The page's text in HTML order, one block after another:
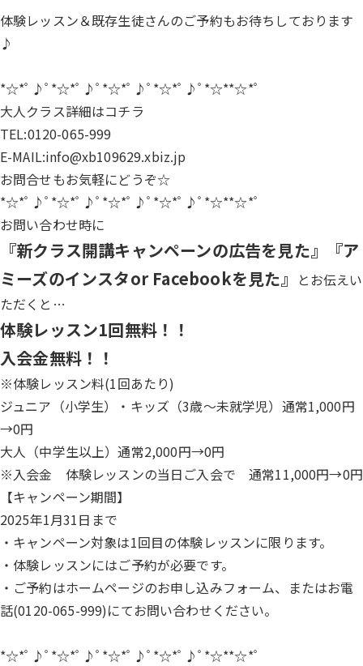
体験レッスン＆既存生徒さんのご予約もお待ちしております
♪
*☆*ﾟ♪ﾟ*☆*ﾟ♪ﾟ*☆*ﾟ♪ﾟ*☆*ﾟ♪ﾟ*☆**☆*ﾟ
大人クラス詳細はコチラ
TEL:0120-065-999
E-MAIL:info@xb109629.xbiz.jp
お問合せもお気軽にどうぞ☆
*☆*ﾟ♪ﾟ*☆*ﾟ♪ﾟ*☆*ﾟ♪ﾟ*☆*ﾟ♪ﾟ*☆**☆*ﾟ
お問い合わせ時に
『新クラス開講キャンペーンの広告を見た』『ア
ミーズのインスタor Facebookを見た』
とお伝えい
ただくと…
体験レッスン1回無料！！
入会金無料！！
※体験レッスン料(1回あたり)
ジュニア（小学生）・キッズ（3歳〜未就学児）通常1,000円
→0円
大人（中学生以上）通常2,000円→0円
※入会金 体験レッスンの当日ご入会で 通常11,000円→0円
【キャンペーン期間】
2025年1月31日まで
・キャンペーン対象は1回目の体験レッスンに限ります。
・体験レッスンにはご予約が必要です。
・ご予約はホームページのお申し込みフォーム、またはお電
話(0120-065-999)にてお問い合わせください。
*☆*ﾟ♪ﾟ*☆*ﾟ♪ﾟ*☆*ﾟ♪ﾟ*☆*ﾟ♪ﾟ*☆**☆*ﾟ